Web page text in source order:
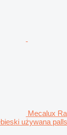
Mecalux
używana